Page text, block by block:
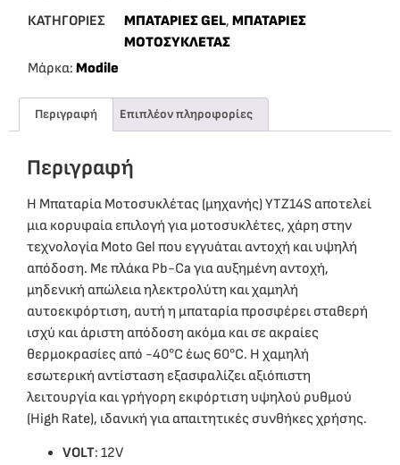
ΚΑΤΗΓΟΡΙΕΣ
ΜΠΑΤΑΡΙΕΣ GEL, ΜΠΑΤΑΡΙΕΣ
ΜΟΤΟΣΥΚΛΕΤΑΣ
Μάρκα: Modile
Περιγραφή Επιπλέον πληροφορίες
Περιγραφή
Η Μπαταρία Μοτοσυκλέτας (μηχανής) YTZ14S αποτελεί
μια κορυφαία επιλογή για μοτοσυκλέτες, χάρη στην
τεχνολογία Moto Gel που εγγυάται αντοχή και υψηλή
απόδοση. Με πλάκα Pb-Ca για αυξημένη αντοχή,
μηδενική απώλεια ηλεκτρολύτη και χαμηλή
αυτοεκφόρτιση, αυτή η μπαταρία προσφέρει σταθερή
ισχύ και άριστη απόδοση ακόμα και σε ακραίες
θερμοκρασίες από -40°C έως 60°C. Η χαμηλή
εσωτερική αντίσταση εξασφαλίζει αξιόπιστη
λειτουργία και γρήγορη εκφόρτιση υψηλού ρυθμού
(High Rate), ιδανική για απαιτητικές συνθήκες χρήσης.
VOLT: 12V